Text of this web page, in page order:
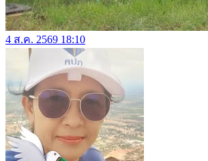
4 ส.ค. 2569 18:10